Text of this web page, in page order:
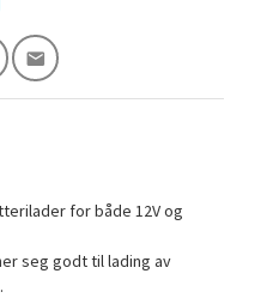
for både 12V og
seg godt til lading av